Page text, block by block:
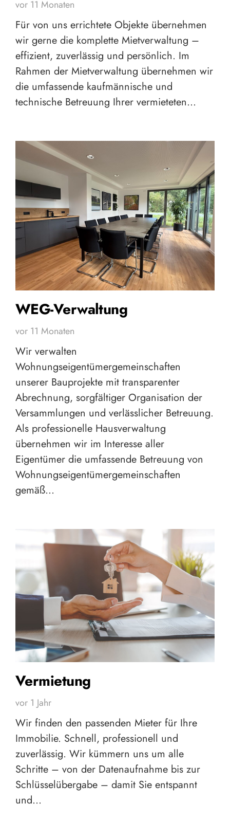
vor 11 Monaten
Für von uns errichtete Objekte übernehmen
wir gerne die komplette Mietverwaltung –
effizient, zuverlässig und persönlich. Im
Rahmen der Mietverwaltung übernehmen wir
die umfassende kaufmännische und
technische Betreuung Ihrer vermieteten…
WEG-Verwaltung
vor 11 Monaten
Wir verwalten
Wohnungseigentümergemeinschaften
unserer Bauprojekte mit transparenter
Abrechnung, sorgfältiger Organisation der
Versammlungen und verlässlicher Betreuung.
Als professionelle Hausverwaltung
übernehmen wir im Interesse aller
Eigentümer die umfassende Betreuung von
Wohnungseigentümergemeinschaften
gemäß…
Vermietung
vor 1 Jahr
Wir finden den passenden Mieter für Ihre
Immobilie. Schnell, professionell und
zuverlässig. Wir kümmern uns um alle
Schritte – von der Datenaufnahme bis zur
Schlüsselübergabe – damit Sie entspannt
und…